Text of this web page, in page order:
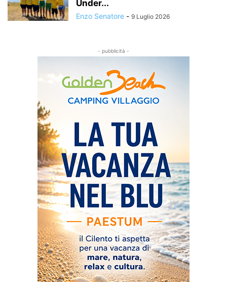
Under...
Enzo Senatore - 9 Luglio 2026
- pubblicità -